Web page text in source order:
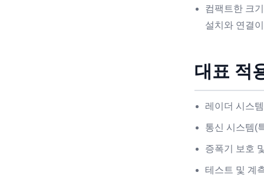
컴팩트한 크
설치와 연결
대표 적
레이더 시스
통신 시스템(
증폭기 보호
테스트 및 계